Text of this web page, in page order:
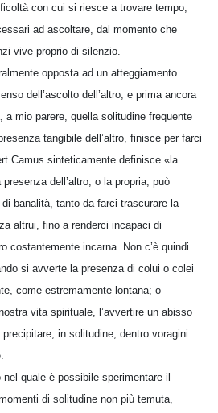
con cui si riesce a trovare tempo,
ad ascoltare, dal momento che
vive proprio di silenzio.
opposta ad un atteggiamento
dell’ascolto dell’altro, e prima ancora
a mio parere, quella solitudine frequente
tangibile dell’altro, finisce per farci
Camus sinteticamente definisce «la
dell’altro, o la propria, può
banalità, tanto da farci trascurare la
altrui, fino a renderci incapaci di
costantemente incarna. Non c’è quindi
si avverte la presenza di colui o colei
come estremamente lontana; o
vita spirituale, l’avvertire un abisso
in solitudine, dentro voragini
quale è possibile sperimentare il
di solitudine non più temuta,